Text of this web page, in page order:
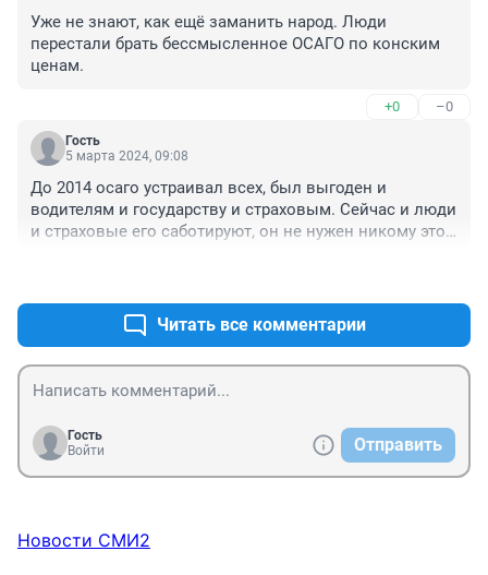
Уже не знают, как ещё заманить народ. Люди
перестали брать бессмысленное ОСАГО по конским
ценам.
+0 –0
Гость
5 марта 2024, 09:08
До 2014 осаго устраивал всех, был выгоден и
водителям и государству и страховым. Сейчас и люди
и страховые его саботируют, он не нужен никому этот
Читать все комментарии
Гость
Войти
Отправить
Новости СМИ2